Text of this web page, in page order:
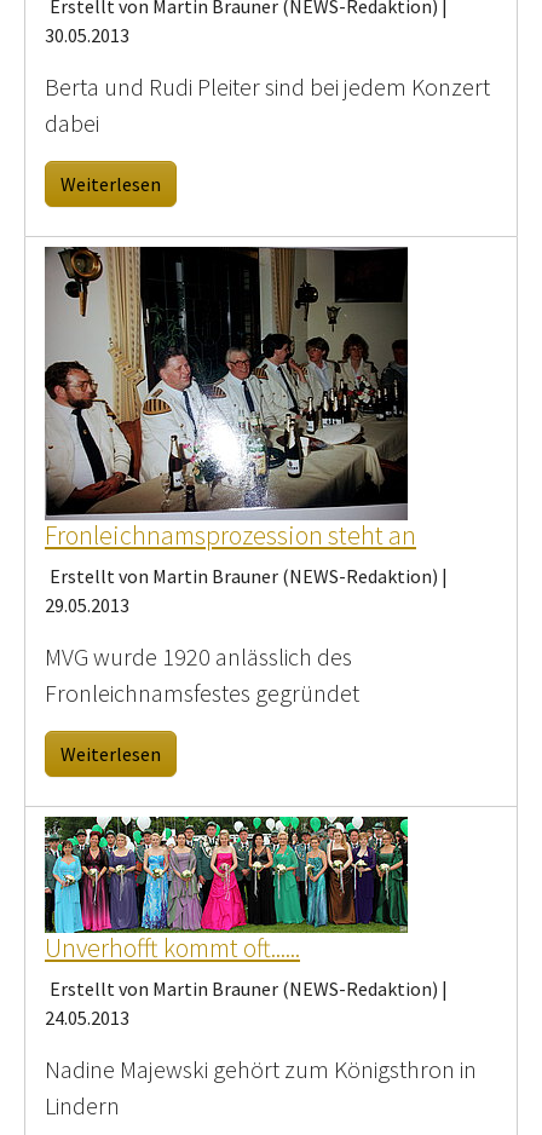
Erstellt von Martin Brauner (NEWS-Redaktion) |
30.05.2013
Berta und Rudi Pleiter sind bei jedem Konzert
dabei
Weiterlesen
Fronleichnamsprozession steht an
Erstellt von Martin Brauner (NEWS-Redaktion) |
29.05.2013
MVG wurde 1920 anlässlich des
Fronleichnamsfestes gegründet
Weiterlesen
Unverhofft kommt oft......
Erstellt von Martin Brauner (NEWS-Redaktion) |
24.05.2013
Nadine Majewski gehört zum Königsthron in
Lindern